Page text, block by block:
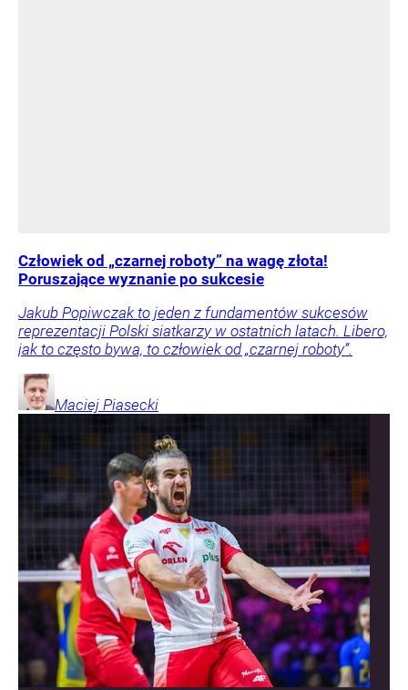
Człowiek od „czarnej roboty” na wagę złota!
Poruszające wyznanie po sukcesie
Jakub Popiwczak to jeden z fundamentów sukcesów
reprezentacji Polski siatkarzy w ostatnich latach. Libero,
jak to często bywa, to człowiek od „czarnej roboty”.
Maciej Piasecki